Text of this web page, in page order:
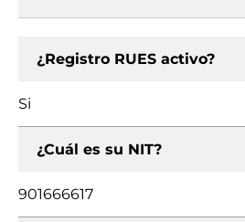
¿Registro RUES activo?
Si
¿Cuál es su NIT?
901666617